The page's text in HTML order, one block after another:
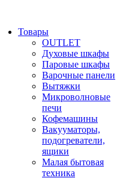
Товары
OUTLET
Духовые шкафы
Паровые шкафы
Варочные панели
Вытяжки
Микроволновые
печи
Кофемашины
Вакууматоры,
подогреватели,
ящики
Малая бытовая
техника